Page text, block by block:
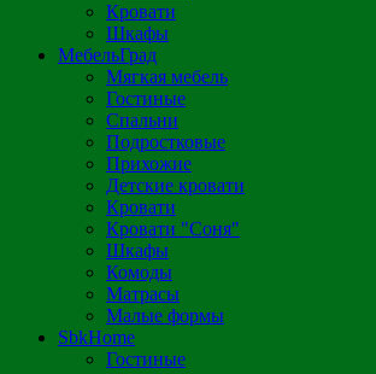
Кровати
Шкафы
МебельГрад
Мягкая мебель
Гостиные
Спальни
Подростковые
Прихожие
Детские кровати
Кровати
Кровати "Соня"
Шкафы
Комоды
Матрасы
Малые формы
SbkHome
Гостиные